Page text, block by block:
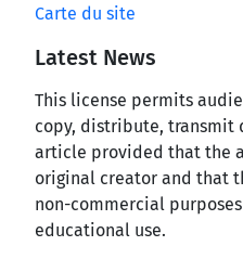
Carte du site
Latest News
This license permits
copy, distribute, transmit
article provided that the
original creator and that
non-commercial
educational use.